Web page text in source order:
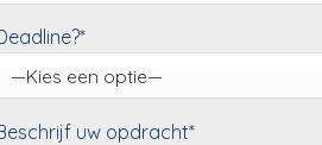
uw opdracht*